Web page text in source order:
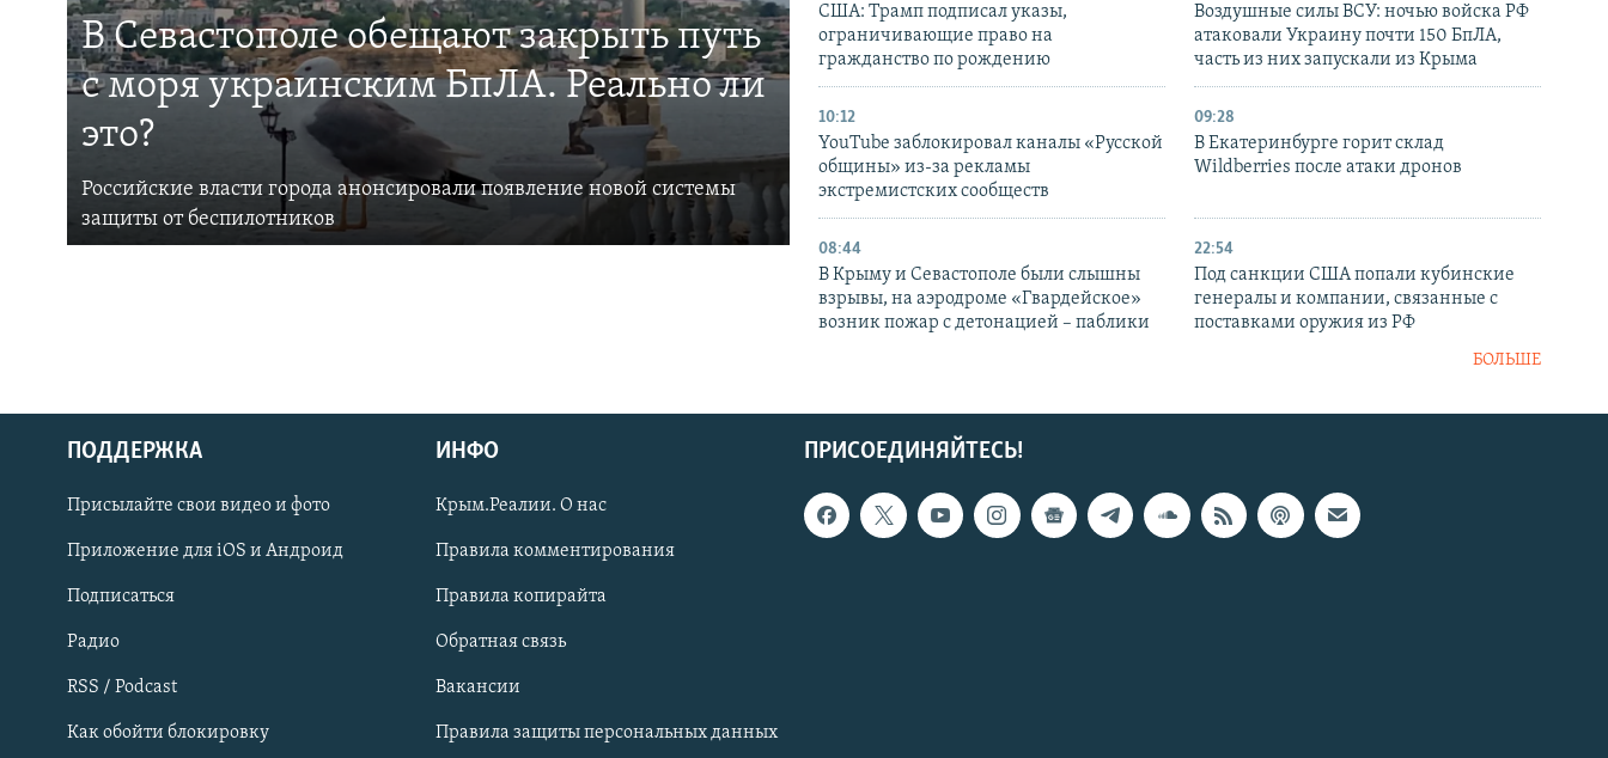
Українською
Qırımtatar
ПРИСОЕДИНЯЙТЕСЬ!
В Севастополе обещают закрыть путь
с моря украинским БпЛА. Реально ли
это?
Российские власти города анонсировали появление новой системы
защиты от беспилотников
США: Трамп подписал указы,
ограничивающие право на
гражданство по рождению
Воздушные силы ВСУ: ночью войска РФ
атаковали Украину почти 150 БпЛА,
часть из них запускали из Крыма
10:12
YouTube заблокировал каналы «Русской
общины» из-за рекламы
экстремистских сообществ
09:28
В Екатеринбурге горит склад
Wildberries после атаки дронов
08:44
В Крыму и Севастополе были слышны
взрывы, на аэродроме «Гвардейское»
возник пожар с детонацией – паблики
22:54
Под санкции США попали кубинские
генералы и компании, связанные с
поставками оружия из РФ
БОЛЬШЕ
ПРИСОЕДИНЯЙТЕСЬ!
ПОДДЕРЖКА
Присылайте свои видео и фото
Приложение для iOS и Андроид
Подписаться
Радио
RSS / Podcast
Как обойти блокировку
ИНФО
Крым.Реалии. О нас
Правила комментирования
Правила копирайта
Обратная связь
Вакансии
Правила защиты персональных данных